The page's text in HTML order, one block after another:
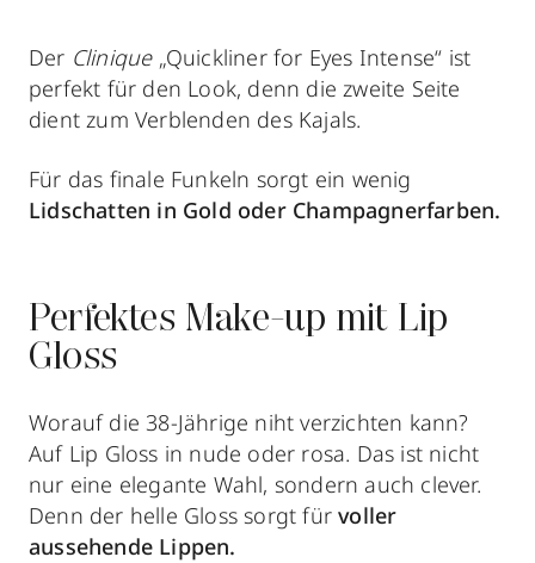
Der Clinique„Quickliner for Eyes Intense“ ist
perfekt für den Look, denn die zweite Seite
dient zum Verblenden des Kajals.
Für das finale Funkeln sorgt ein wenig
Lidschatten in Gold oder Champagnerfarben.
Perfektes Make-up mit Lip
Gloss
Worauf die 38-Jährige niht verzichten kann?
Auf Lip Gloss in nude oder rosa. Das ist nicht
nur eine elegante Wahl, sondern auch clever.
Denn der helle Gloss sorgt fürvoller
aussehende Lippen.